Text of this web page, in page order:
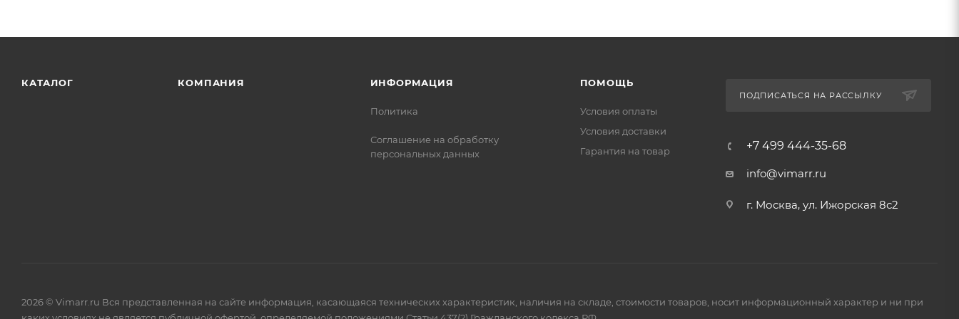
КАТАЛОГ КОМПАНИЯ ИНФОРМАЦИЯ
Политика
Соглашение на обработку
персональных данных
ПОМОЩЬ
Условия оплаты
Условия доставки
Гарантия на товар
ПОДПИСАТЬСЯ НА РАССЫЛКУ
+7 499 444-35-68
info@vimarr.ru
г. Москва, ул. Ижорская 8с2
2026 © Vimarr.ru Вся представленная на сайте информация, касающаяся технических характеристик, наличия на складе, стоимости товаров, носит информационный характер и ни при